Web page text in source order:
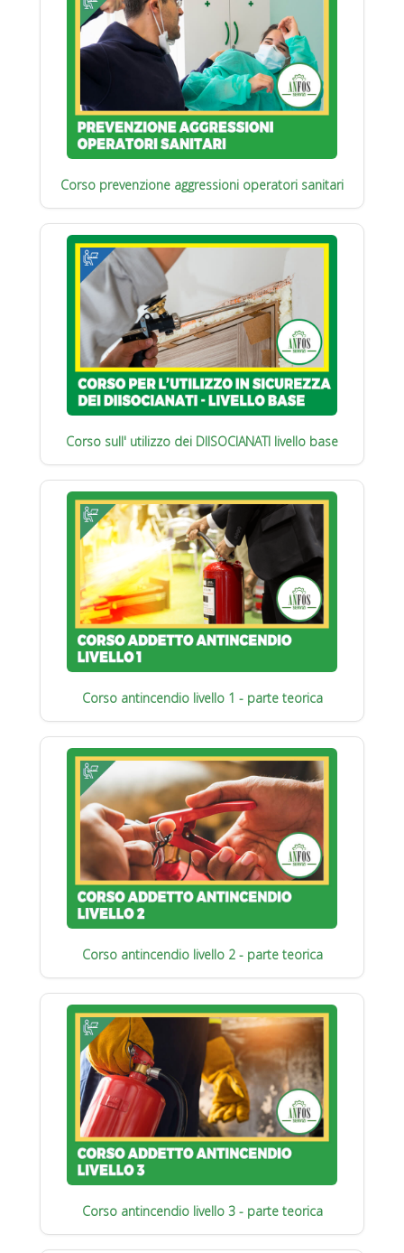
Corso prevenzione aggressioni operatori sanitari
Corso sull' utilizzo dei DIISOCIANATI livello base
Corso antincendio livello 1 - parte teorica
Corso antincendio livello 2 - parte teorica
Corso antincendio livello 3 - parte teorica